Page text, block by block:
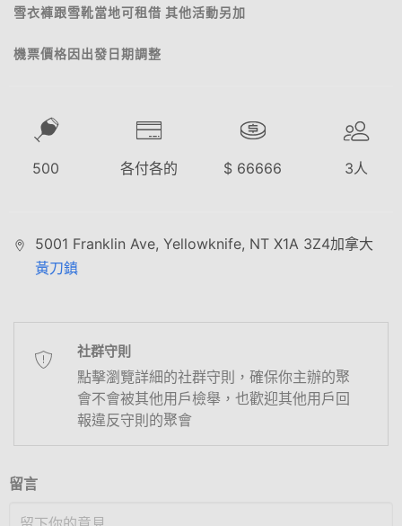
雪衣褲跟雪靴當地可租借 其他活動另加
機票價格因出發日期調整
500 各付各的 $ 66666 3人
5001 Franklin Ave, Yellowknife, NT X1A 3Z4加拿大
黃刀鎮
社群守則
點擊瀏覽詳細的社群守則，確保你主辦的聚
會不會被其他用戶檢舉，也歡迎其他用戶回
報違反守則的聚會
留言